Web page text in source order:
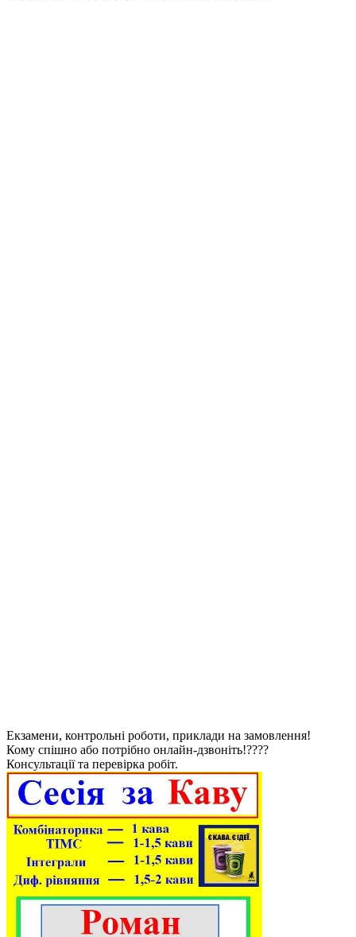
Екзамени, контрольні роботи, приклади на замовлення!
Кому спішно або потрібно онлайн-дзвоніть!????
Консультації та перевірка робіт.